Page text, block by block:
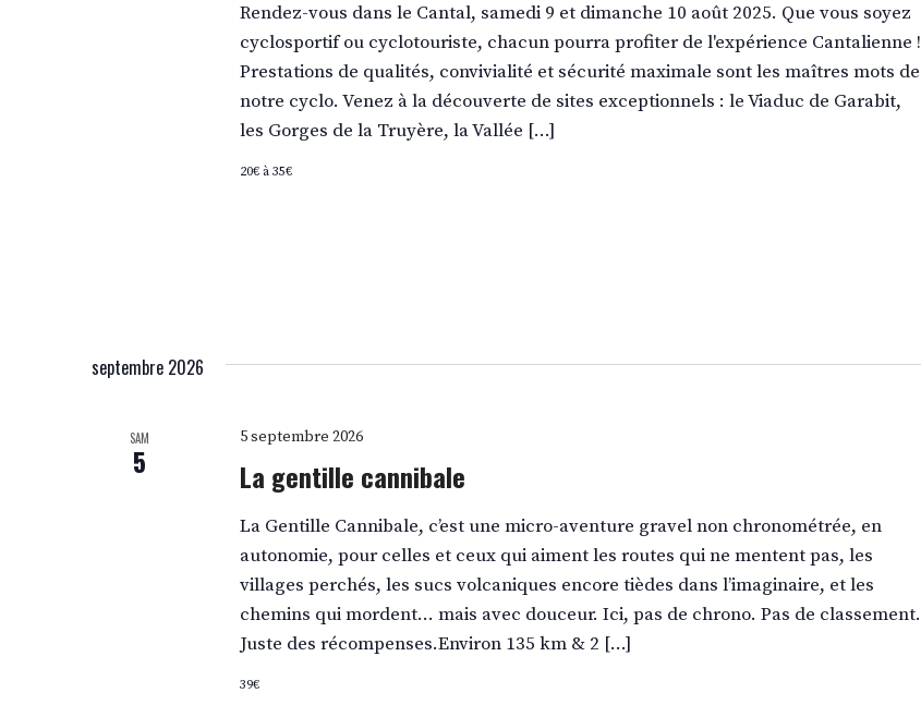
Rendez-vous dans le Cantal, samedi 9 et dimanche 10 août 2025. Que vous soyez
cyclosportif ou cyclotouriste, chacun pourra profiter de l'expérience Cantalienne !
Prestations de qualités, convivialité et sécurité maximale sont les maîtres mots de
notre cyclo. Venez à la découverte de sites exceptionnels : le Viaduc de Garabit,
les Gorges de la Truyère, la Vallée […]
20€ à 35€
septembre 2026
SAM
5 La gentille cannibale
5 septembre 2026
La Gentille Cannibale, c’est une micro-aventure gravel non chronométrée, en
autonomie, pour celles et ceux qui aiment les routes qui ne mentent pas, les
villages perchés, les sucs volcaniques encore tièdes dans l’imaginaire, et les
chemins qui mordent… mais avec douceur. Ici, pas de chrono. Pas de classement.
Juste des récompenses.Environ 135 km & 2 […]
39€